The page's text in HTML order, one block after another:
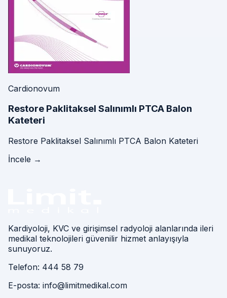
Cardionovum
Restore Paklitaksel Salınımlı PTCA Balon
Kateteri
Restore Paklitaksel Salınımlı PTCA Balon Kateteri
İncele →
Kardiyoloji, KVC ve girişimsel radyoloji alanlarında ileri
medikal teknolojileri güvenilir hizmet anlayışıyla
sunuyoruz.
Telefon: 444 58 79
E-posta: info@limitmedikal.com